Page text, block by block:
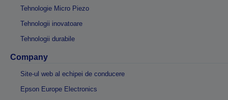
Tehnologie Micro Piezo
Tehnologii inovatoare
Tehnologii durabile
Company
Site-ul web al echipei de conducere
Epson Europe Electronics